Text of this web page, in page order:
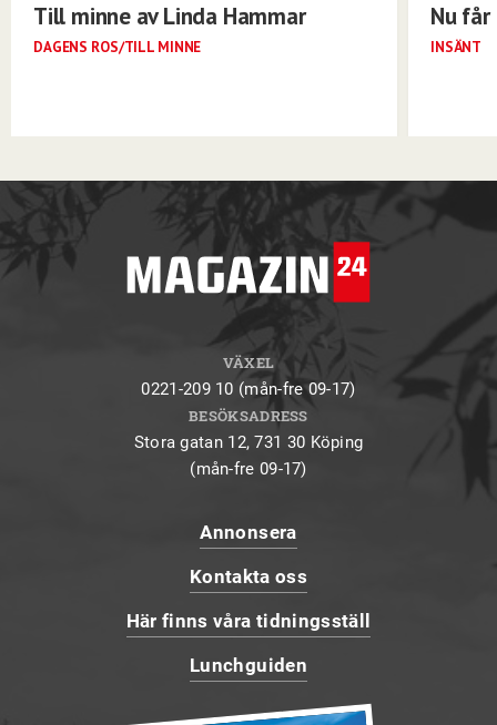
Till minne av Linda Hammar
DAGENS ROS/TILL MINNE
Nu
INSÄNT
VÄXEL
0221-209 10 (mån-fre 09-17)
BESÖKSADRESS
Stora gatan 12, 731 30 Köping
(mån-fre 09-17)
Annonsera
Kontakta oss
Här finns våra tidningsställ
Lunchguiden